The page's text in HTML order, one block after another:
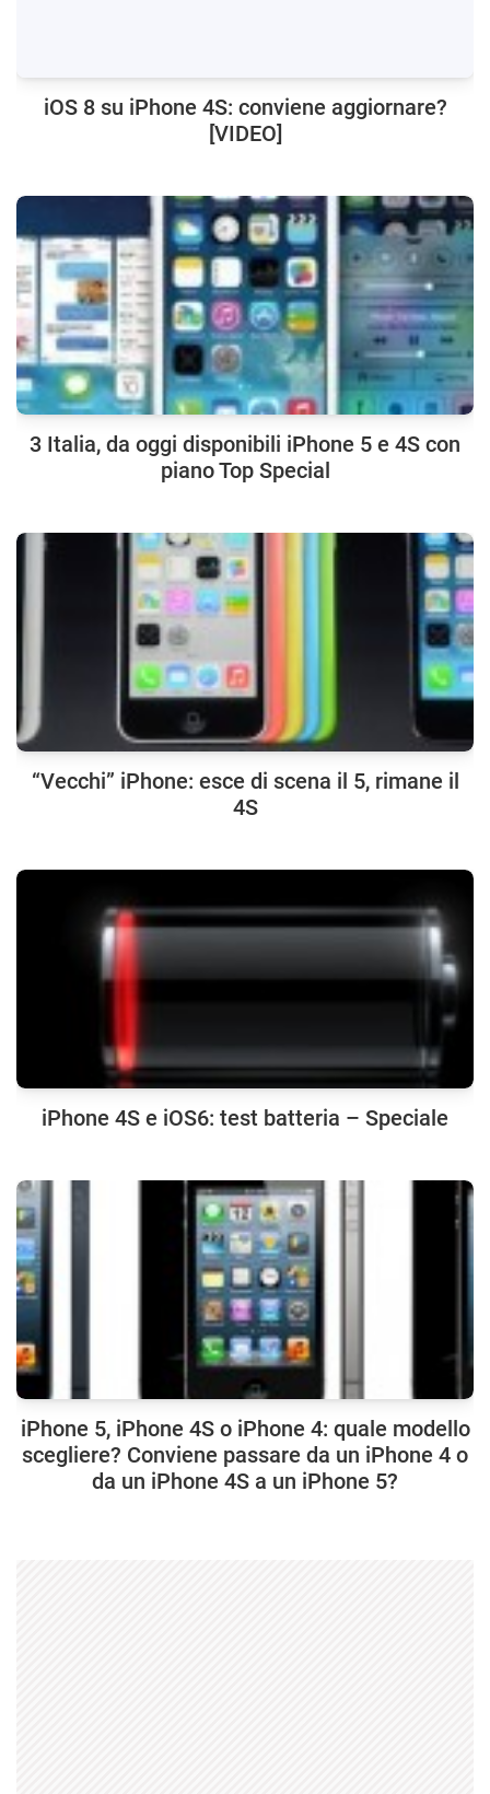
iOS 8 su iPhone 4S: conviene aggiornare?
[VIDEO]
3 Italia, da oggi disponibili iPhone 5 e 4S con
piano Top Special
“Vecchi” iPhone: esce di scena il 5, rimane il
4S
iPhone 4S e iOS6: test batteria – Speciale
iPhone 5, iPhone 4S o iPhone 4: quale modello
scegliere? Conviene passare da un iPhone 4 o
da un iPhone 4S a un iPhone 5?